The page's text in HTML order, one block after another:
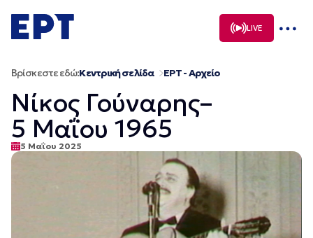
σε
περιεχόμενο
LIVE
Βρίσκεστε εδώ:Κεντρική σελίδα ΕΡΤ - Αρχείο
Νίκος Γούναρης–
5 Μαΐου 1965
5 Μαΐου 2025